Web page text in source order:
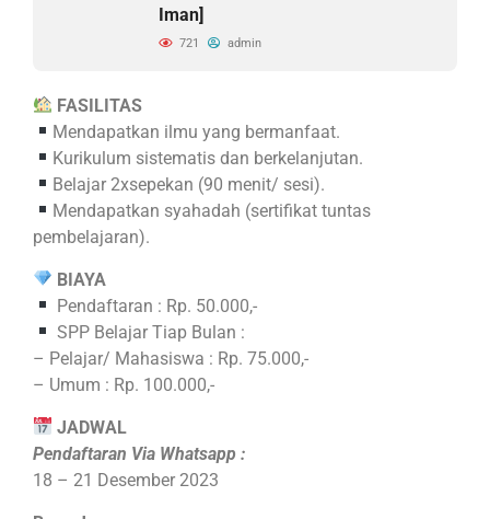
Iman]
721 admin
FASILITAS
Mendapatkan ilmu yang bermanfaat.
Kurikulum sistematis dan berkelanjutan.
Belajar 2xsepekan (90 menit/ sesi).
Mendapatkan syahadah (sertifikat tuntas
pembelajaran).
BIAYA
Pendaftaran : Rp. 50.000,-
SPP Belajar Tiap Bulan :
– Pelajar/ Mahasiswa : Rp. 75.000,-
– Umum : Rp. 100.000,-
JADWAL
Pendaftaran Via Whatsapp :
18 – 21 Desember 2023